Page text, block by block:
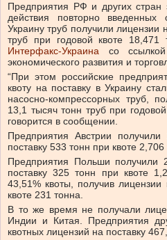
Предприятия РФ и других стран
действия повторно введенных
Украину труб получили лицензии
труб при годовой квоте
Интерфакс-Украина со
экономического развития и
“При этом российские
квоту на поставку в Украину
насосно-компрессорных труб,
13,1 тысяч тонн труб при
говорится в сообщении.
Предприятия Австрии
поставку 533 тонн при квоте
Предприятия Польши получили
поставку 325 тонн при квоте
43,51% квоты, получив
квоте 231 тонна.
В то же время не получали
Индии и Китая. Предприятия
квотных лицензий на поставку